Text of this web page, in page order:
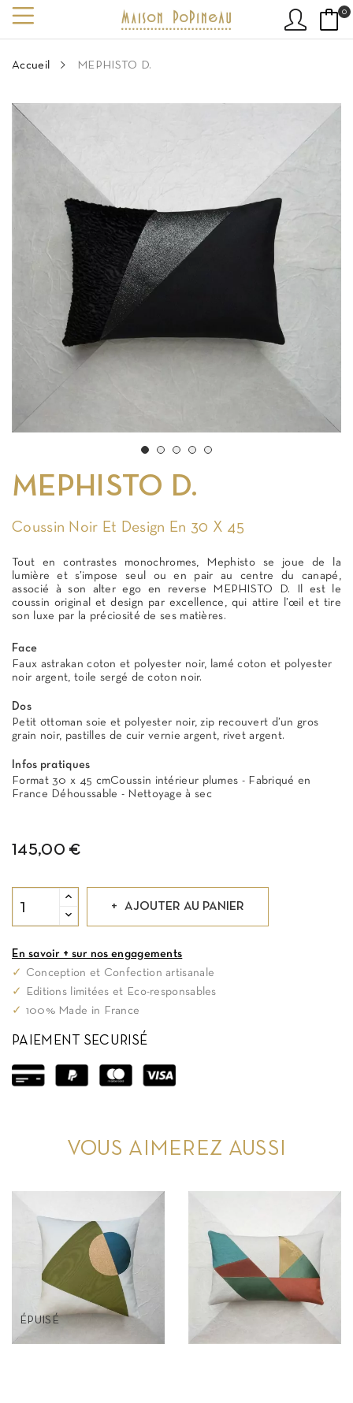
0
Accueil MEPHISTO D.
MEPHISTO D.
Coussin Noir Et Design En 30 X 45
Tout en contrastes monochromes, Mephisto se joue de la
lumière et s’impose seul ou en pair au centre du canapé,
associé à son alter ego en reverse MEPHISTO D. Il est le
coussin original et design par excellence, qui attire l’œil et tire
son luxe par la préciosité de ses matières.
Face
Faux astrakan coton et polyester noir, lamé coton et polyester
noir argent, toile sergé de coton noir.
Dos
Petit ottoman soie et polyester noir, zip recouvert d’un gros
grain noir, pastilles de cuir vernie argent, rivet argent.
Infos pratiques
Format 30 x 45 cmCoussin intérieur plumes - Fabriqué en
France Déhoussable - Nettoyage à sec
145,00 €
AJOUTER AU PANIER
En savoir + sur nos engagements
✓
Conception et Confection artisanale
✓
Editions limitées et Eco-responsables
✓ 100% Made in France
PAIEMENT SECURISÉ
VOUS AIMEREZ AUSSI
ÉPUISÉ